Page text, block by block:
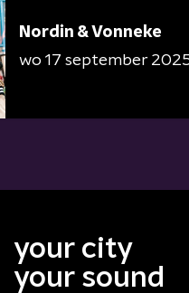
Nordin & Vonneke
wo 17 september
your city
your sound